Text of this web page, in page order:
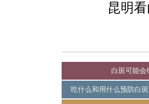
昆明
白斑可能会
吃什么和用什么预防白斑